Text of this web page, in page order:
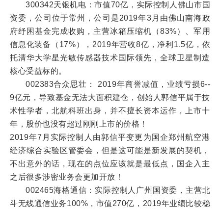
300342天银机电：市值70亿，实际控制人佛山市国
资委，公司位于常州，公司是2019年3月由佛山南海政
府纾困基金完成收购，主营冰箱压缩机（83%）、军用
信息化装备（17%），2019年营收8亿，净利1.5亿，依
托清华大学星光敏传感器技术国际领先，全球卫星制造
核心受益标的。
002383合众思壮： 2019年商誉减值，业绩亏损6--
9亿元，导致基金无法大面积建仓，创始人郭信平属于技
术性学者，北航科班出身，并不擅长资本运作，上市十
年，股价也没有超过刚刚上市的价格！
2019年7月实际控制人由郭信平变更为国企郑州航空港
经济综合实验区管委会，但是这可能是新发展的契机，
不出意外的话，现在的点位应该就是最低点，国企入主
之后很多涉密业务会更加开放！
002465海格通信：实际控制人广州国资委，主营北
斗无线通信业务100%，市值270亿，2019年业绩比较稳